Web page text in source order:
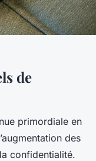
de
primordiale en
des
confidentialité.